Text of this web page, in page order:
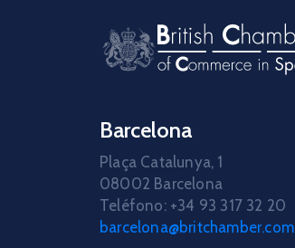
Barcelona
Plaça Catalunya, 1
08002 Barcelona
Teléfono: +34 93 317 32 20
barcelona@britchamber.com